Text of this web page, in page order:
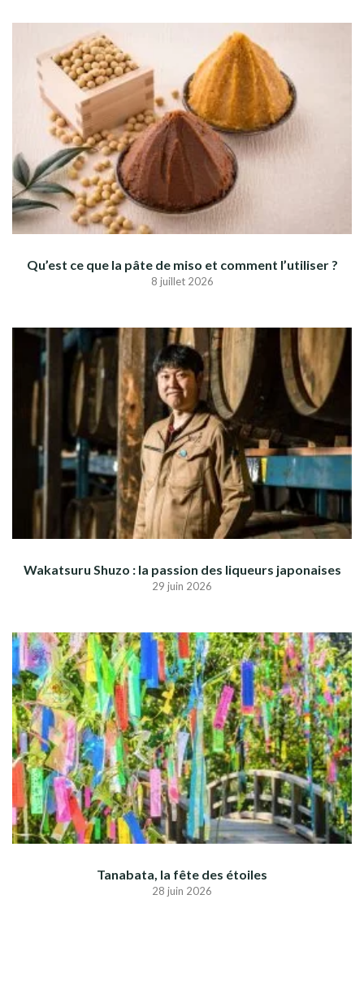
Qu’est ce que la pâte de miso et comment l’utiliser ?
8 juillet 2026
Wakatsuru Shuzo : la passion des liqueurs japonaises
29 juin 2026
Tanabata, la fête des étoiles
28 juin 2026